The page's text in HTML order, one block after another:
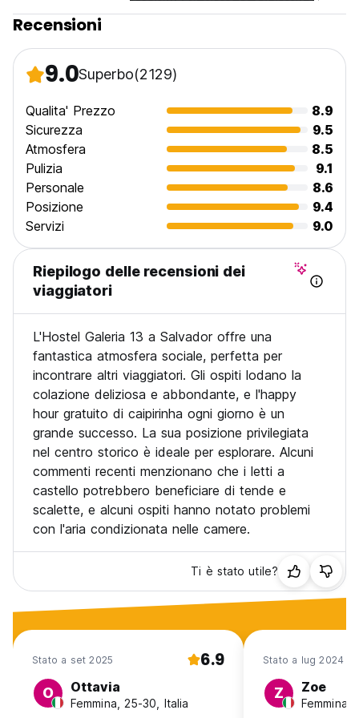
Recensioni
9.0Superbo(2129)
Qualita' Prezzo
8.9
Sicurezza
9.5
Atmosfera
8.5
Pulizia
9.1
Personale
8.6
Posizione
9.4
Servizi
9.0
Riepilogo delle recensioni dei
viaggiatori
L'Hostel Galeria 13 a Salvador offre una
fantastica atmosfera sociale, perfetta per
incontrare altri viaggiatori. Gli ospiti lodano la
colazione deliziosa e abbondante, e l'happy
hour gratuito di caipirinha ogni giorno è un
grande successo. La sua posizione privilegiata
nel centro storico è ideale per esplorare. Alcuni
commenti recenti menzionano che i letti a
castello potrebbero beneficiare di tende e
scalette, e alcuni ospiti hanno notato problemi
con l'aria condizionata nelle camere.
Ti è stato utile?
Stato a set 2025 6.9
O Ottavia
Femmina, 25-30, Italia
Stato a lug 2024
Z Zoe
Femmina,